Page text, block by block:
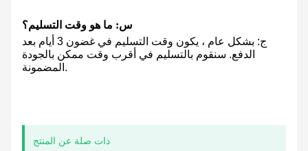
س: ما هو وقت التسليم؟
ج: بشكل عام ، يكون وقت التسليم في غضون 3 أيام بعد
الدفع. سنقوم بالتسليم في أقرب وقت ممكن بالجودة
المضمونة.
ذات صلة عن المنتج